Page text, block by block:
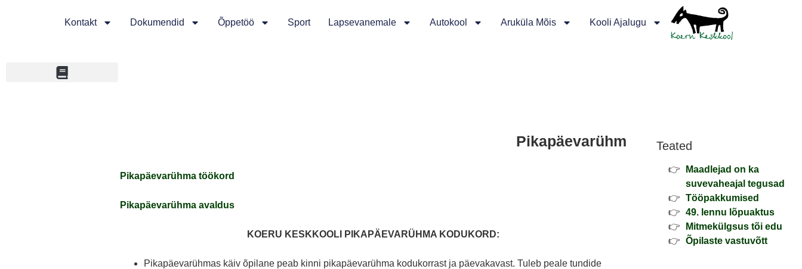
Kontakt Dokumendid Õppetöö Sport Lapsevanemale Autokool Aruküla Mõis Kooli Ajalugu
Pikapäevarühma töökord
Pikapäevarühma avaldus
KOERU KESKKOOLI PIKAPÄEVARÜHMA KODUKORD:
Pikapäevarühmas käiv õpilane peab kinni pikapäevarühma kodukorrast ja päevakavast. Tuleb peale tundide
Pikapäevarühm Teated
Maadlejad on ka
suvevaheajal tegusad
Tööpakkumised
49. lennu lõpuaktus
Mitmekülgsus tõi edu
Õpilaste vastuvõtt